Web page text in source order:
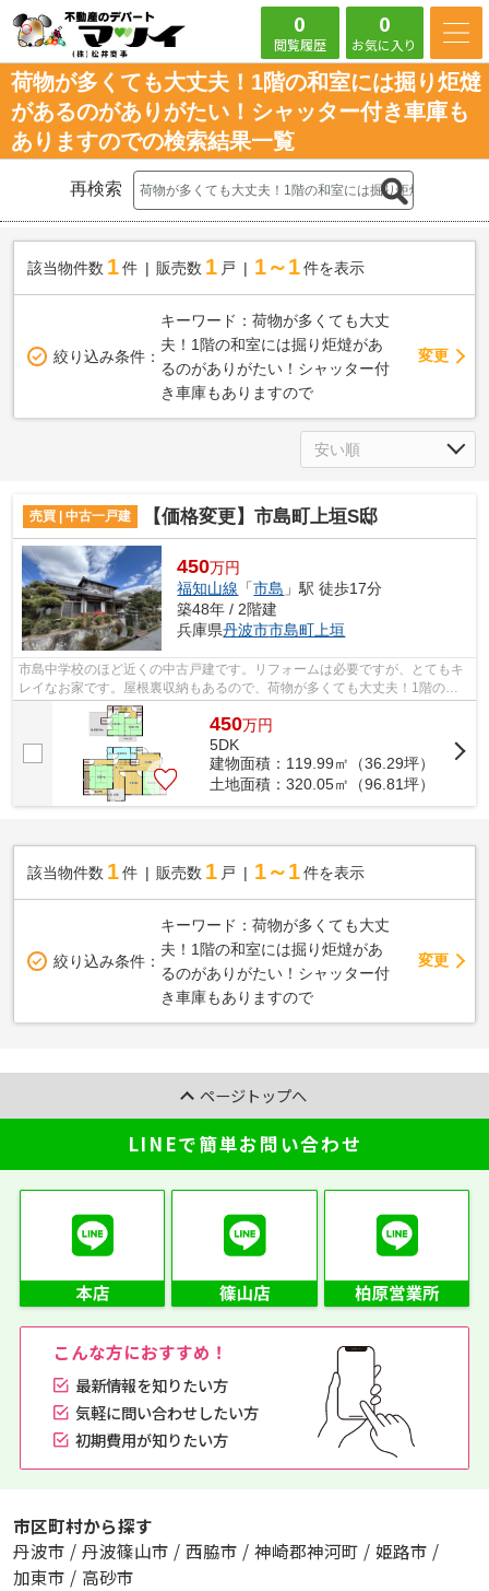
0
閲覧履歴
0
お気に入り
荷物が多くても大丈夫！1階の和室には掘り炬燵
があるのがありがたい！シャッター付き車庫も
ありますのでの検索結果一覧
再検索
該当物件数 1件 販売数 1 戸 1～1 件を表示
絞り込み条件：
キーワード：荷物が多くても大丈
夫！1階の和室には掘り炬燵があ
るのがありがたい！シャッター付
き車庫もありますので
変更
売買 | 中古一戸建 【価格変更】市島町上垣S邸
450万円
福知山線 「市島 」駅 徒歩17分
築48年 / 2階建
兵庫県丹波市市島町上垣
市島中学校のほど近くの中古戸建です。リフォームは必要ですが、とてもキ
レイなお家です。屋根裏収納もあるので、荷物が多くても大丈夫！1階の和
室には掘り炬燵があるのがありがたい！...
450万円
5DK
建物面積：119.99㎡（36.29坪）
土地面積：320.05㎡（96.81坪）
該当物件数 1件 販売数 1 戸 1～1 件を表示
絞り込み条件：
キーワード：荷物が多くても大丈
夫！1階の和室には掘り炬燵があ
るのがありがたい！シャッター付
き車庫もありますので
変更
ページトップへ
LINEで簡単お問い合わせ
こんな方におすすめ！
最新情報を知りたい方
気軽に問い合わせしたい方
初期費用が知りたい方
市区町村から探す
丹波市 / 丹波篠山市 / 西脇市 / 神崎郡神河町 / 姫路市 /
加東市 / 高砂市